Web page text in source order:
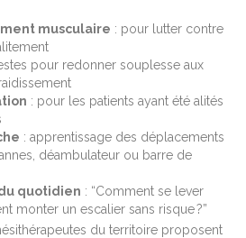
musculaire : pour lutter contre
pour redonner souplesse aux
: pour les patients ayant été alités
: apprentissage des déplacements
déambulateur ou barre de
quotidien : “Comment se lever
monter un escalier sans risque ?”
du territoire proposent